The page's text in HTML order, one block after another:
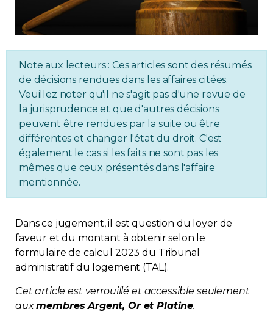
Mot de l'éditeur
Immobilier
Réglementation
Copropriété
Environnement
App APQ
FAQ
Note aux lecteurs : Ces articles sont des résumés
de décisions rendues dans les affaires citées.
Veuillez noter qu'il ne s'agit pas d'une revue de
la jurisprudence et que d'autres décisions
peuvent être rendues par la suite ou être
différentes et changer l'état du droit. C'est
également le cas si les faits ne sont pas les
mêmes que ceux présentés dans l'affaire
mentionnée.
Dans ce jugement, il est question du loyer de
faveur et du montant à obtenir selon le
formulaire de calcul 2023 du Tribunal
administratif du logement (TAL).
Cet article est verrouillé et accessible seulement
auxmembres Argent, Or et Platine.